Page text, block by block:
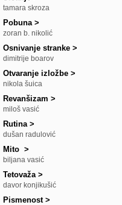
tamara skroza
Pobuna>
zoran b. nikolić
Osnivanje stranke >
dimitrije boarov
Otvaranje izložbe >
nikola šuica
Revanšizam >
miloš vasić
Rutina>
dušan radulović
Mito >
biljana vasić
Tetovaža>
davor konjikušić
Pismenost>